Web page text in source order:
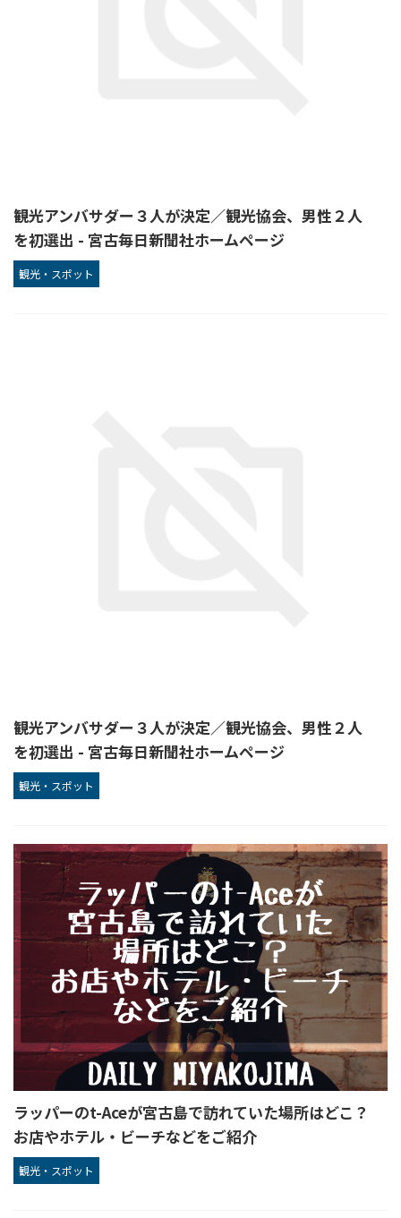
観光アンバサダー３人が決定／観光協会、男性２人
を初選出 - 宮古毎日新聞社ホームページ
観光・スポット
観光アンバサダー３人が決定／観光協会、男性２人
を初選出 - 宮古毎日新聞社ホームページ
観光・スポット
ラッパーのt-Aceが宮古島で訪れていた場所はどこ？
お店やホテル・ビーチなどをご紹介
観光・スポット